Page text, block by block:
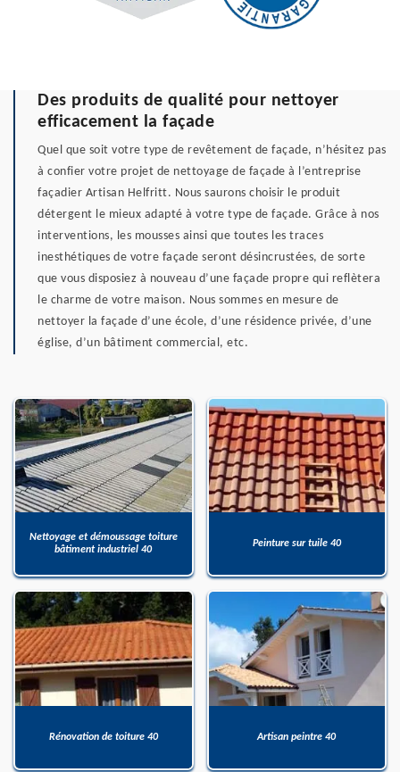
Des produits de qualité pour nettoyer
efficacement la façade
Quel que soit votre type de revêtement de façade, n’hésitez pas
à confier votre projet de nettoyage de façade à l’entreprise
façadier Artisan Helfritt. Nous saurons choisir le produit
détergent le mieux adapté à votre type de façade. Grâce à nos
interventions, les mousses ainsi que toutes les traces
inesthétiques de votre façade seront désincrustées, de sorte
que vous disposiez à nouveau d’une façade propre qui reflètera
le charme de votre maison. Nous sommes en mesure de
nettoyer la façade d’une école, d’une résidence privée, d’une
église, d’un bâtiment commercial, etc.
Nettoyage et démoussage toiture
bâtiment industriel 40
Peinture sur tuile 40
Rénovation de toiture 40 Artisan peintre 40